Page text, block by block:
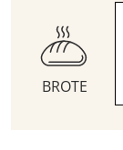
BROTE